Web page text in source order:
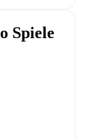
Spiele